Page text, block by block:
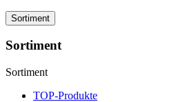
Sortiment
Sortiment
Sortiment
TOP-Produkte